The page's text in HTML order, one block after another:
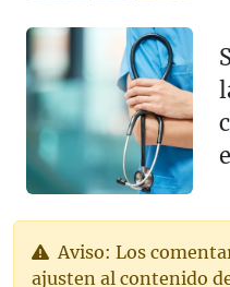
Aviso: Los
ajusten al contenido